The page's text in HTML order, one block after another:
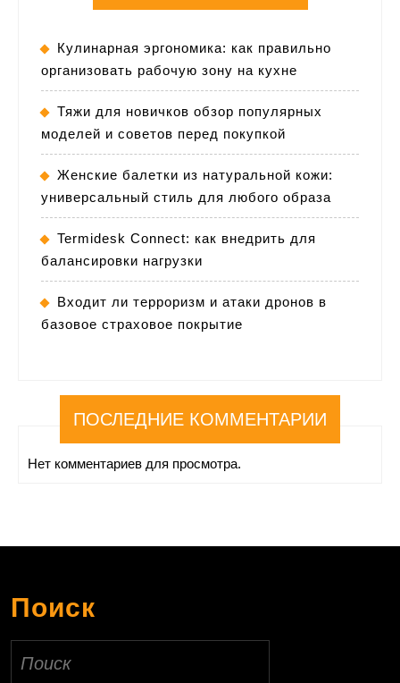
Кулинарная эргономика: как правильно
организовать рабочую зону на кухне
Тяжи для новичков обзор популярных
моделей и советов перед покупкой
Женские балетки из натуральной кожи:
универсальный стиль для любого образа
Termidesk Connect: как внедрить для
балансировки нагрузки
Входит ли терроризм и атаки дронов в
базовое страховое покрытие
ПОСЛЕДНИЕ КОММЕНТАРИИ
Нет комментариев для просмотра.
Поиск